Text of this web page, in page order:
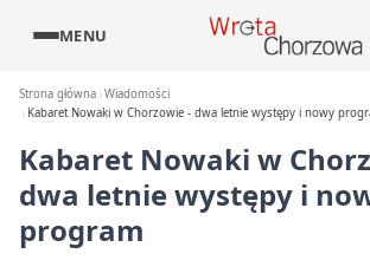
MENU
Strona główna Wiadomości
Kabaret Nowaki w Chorzowie - dwa letnie występy i nowy
Kabaret Nowaki w
dwa letnie występy i
program